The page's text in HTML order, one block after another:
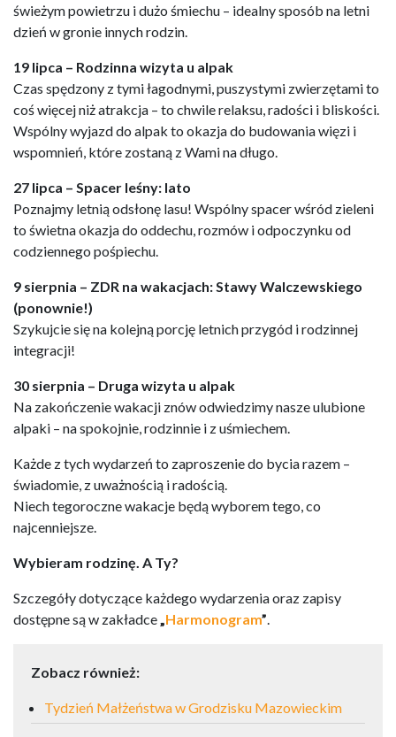
świeżym powietrzu i dużo śmiechu – idealny sposób na letni
dzień w gronie innych rodzin.
19 lipca – Rodzinna wizyta u alpak
Czas spędzony z tymi łagodnymi, puszystymi zwierzętami to
coś więcej niż atrakcja – to chwile relaksu, radości i bliskości.
Wspólny wyjazd do alpak to okazja do budowania więzi i
wspomnień, które zostaną z Wami na długo.
27 lipca – Spacer leśny: lato
Poznajmy letnią odsłonę lasu! Wspólny spacer wśród zieleni
to świetna okazja do oddechu, rozmów i odpoczynku od
codziennego pośpiechu.
9 sierpnia – ZDR na wakacjach: Stawy Walczewskiego
(ponownie!)
Szykujcie się na kolejną porcję letnich przygód i rodzinnej
integracji!
30 sierpnia – Druga wizyta u alpak
Na zakończenie wakacji znów odwiedzimy nasze ulubione
alpaki – na spokojnie, rodzinnie i z uśmiechem.
Każde z tych wydarzeń to zaproszenie do bycia razem –
świadomie, z uważnością i radością.
Niech tegoroczne wakacje będą wyborem tego, co
najcenniejsze.
Wybieram rodzinę. A Ty?
Szczegóły dotyczące każdego wydarzenia oraz zapisy
dostępne są w zakładce Harmonogram”
Zobacz również:
Tydzień Małżeństwa w Grodzisku Mazowieckim